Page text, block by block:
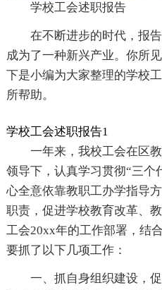
学校工会述职报告
在不断进步的时代，报
成为了一种新兴产业。你所
下是小编为大家整理的学校
所帮助。
学校工会述职报告1
一年来，我校工会在区
领导下，认真学习贯彻“三个
心全意依靠教职工办学指导
职责，促进学校教育改革、
工会20xx年的工作部署，结
要抓了以下几项工作：
一、抓自身组织建设，